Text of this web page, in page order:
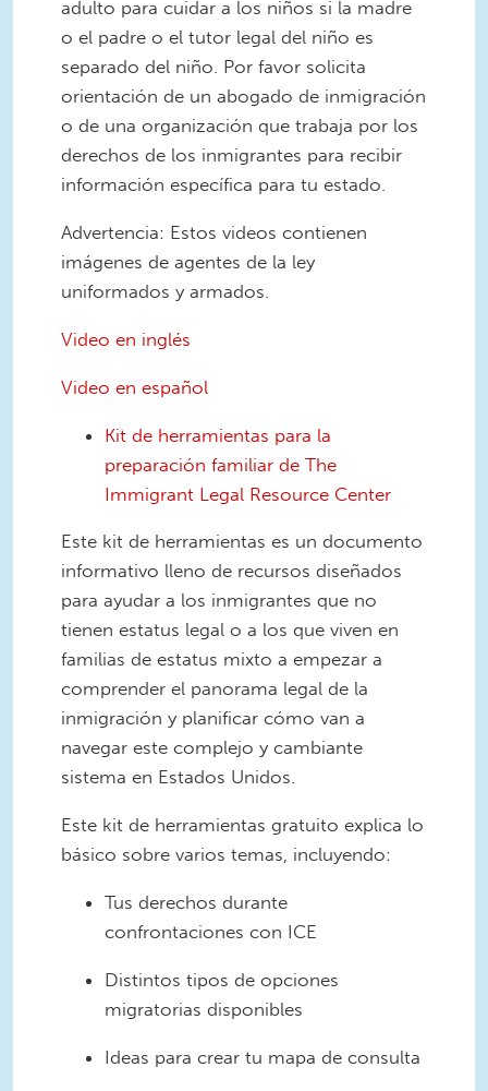
adulto para cuidar a los niños si la madre
o el padre o el tutor legal del niño es
separado del niño. Por favor solicita
orientación de un abogado de inmigración
o de una organización que trabaja por los
derechos de los inmigrantes para recibir
información específica para tu estado.
Advertencia: Estos videos contienen
imágenes de agentes de la ley
uniformados y armados.
Video en inglés
Video en español
Kit de herramientas para la
preparación familiar de The
Immigrant Legal Resource Center
Este kit de herramientas es un documento
informativo lleno de recursos diseñados
para ayudar a los inmigrantes que no
tienen estatus legal o a los que viven en
familias de estatus mixto a empezar a
comprender el panorama legal de la
inmigración y planificar cómo van a
navegar este complejo y cambiante
sistema en Estados Unidos.
Este kit de herramientas gratuito explica lo
básico sobre varios temas, incluyendo:
Tus derechos durante
confrontaciones con ICE
Distintos tipos de opciones
migratorias disponibles
Ideas para crear tu mapa de consulta